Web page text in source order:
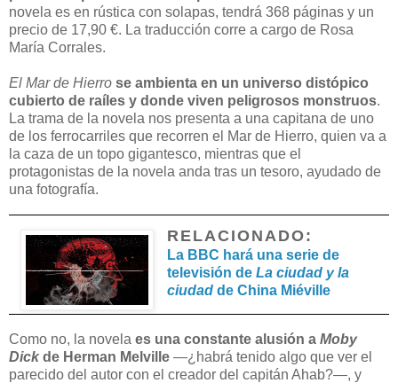
novela es en rústica con solapas, tendrá 368 páginas y un
precio de 17,90 €. La traducción corre a cargo de Rosa
María Corrales.
El Mar de Hierro se ambienta en un universo distópico
cubierto de raíles y donde viven peligrosos monstruos.
La trama de la novela nos presenta a una capitana de uno
de los ferrocarriles que recorren el Mar de Hierro, quien va a
la caza de un topo gigantesco, mientras que el
protagonistas de la novela anda tras un tesoro, ayudado de
una fotografía.
RELACIONADO:
La BBC hará una serie de
televisión de La ciudad y la
ciudad de China Miéville
Como no, la novela es una constante alusión a Moby
Dick de Herman Melville —¿habrá tenido algo que ver el
parecido del autor con el creador del capitán Ahab?—, y